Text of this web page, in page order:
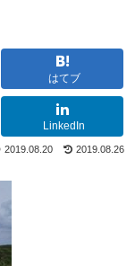
はてブ
LinkedIn
2019.08.26
2019.08.20